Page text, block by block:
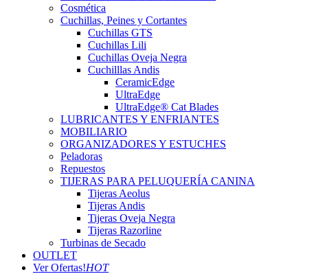
Cosmética
Cuchillas, Peines y Cortantes
Cuchillas GTS
Cuchillas Lili
Cuchillas Oveja Negra
Cuchilllas Andis
CeramicEdge
UltraEdge
UltraEdge® Cat Blades
LUBRICANTES Y ENFRIANTES
MOBILIARIO
ORGANIZADORES Y ESTUCHES
Peladoras
Repuestos
TIJERAS PARA PELUQUERÍA CANINA
Tijeras Aeolus
Tijeras Andis
Tijeras Oveja Negra
Tijeras Razorline
Turbinas de Secado
OUTLET
Ver Ofertas!HOT